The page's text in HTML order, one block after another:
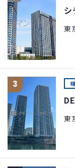
シ
東
3
東